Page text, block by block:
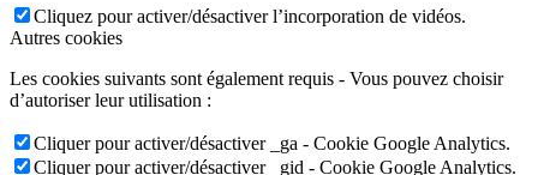
Cliquez pour activer/désactiver l’incorporation de vidéos.
Autres cookies
Les cookies suivants sont également requis - Vous pouvez choisir
d’autoriser leur utilisation :
Cliquer pour activer/désactiver _ga - Cookie Google Analytics.
Cliquer pour activer/désactiver _gid - Cookie Google Analytics.